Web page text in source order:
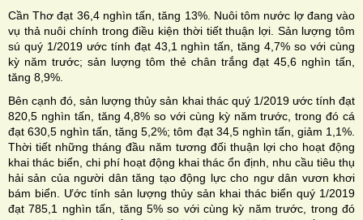
Cần Thơ đạt 36,4 nghìn tấn, tăng 13%. Nuôi tôm nước lợ đang vào
vụ thả nuôi chính trong điều kiện thời tiết thuận lợi. Sản lượng tôm
sú quý 1/2019 ước tính đạt 43,1 nghìn tấn, tăng 4,7% so với cùng
kỳ năm trước; sản lượng tôm thẻ chân trắng đạt 45,6 nghìn tấn,
tăng 8,9%.
Bên cạnh đó, sản lượng thủy sản khai thác quý 1/2019 ước tính đạt
820,5 nghìn tấn, tăng 4,8% so với cùng kỳ năm trước, trong đó cá
đạt 630,5 nghìn tấn, tăng 5,2%; tôm đạt 34,5 nghìn tấn, giảm 1,1%.
Thời tiết những tháng đầu năm tương đối thuận lợi cho hoạt động
khai thác biển, chi phí hoạt động khai thác ổn định, nhu cầu tiêu thụ
hải sản của người dân tăng tạo động lực cho ngư dân vươn khơi
bám biển. Ước tính sản lượng thủy sản khai thác biển quý 1/2019
đạt 785,1 nghìn tấn, tăng 5% so với cùng kỳ năm trước, trong đó